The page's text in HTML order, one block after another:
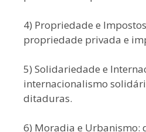
4) Propriedade e
propriedade privada e
5) Solidariedade e
internacionalismo
ditaduras.
6) Moradia e Urbanismo: